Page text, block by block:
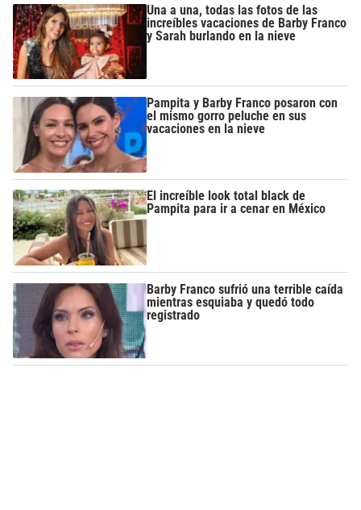
Una a una, todas las fotos de las
increíbles vacaciones de Barby Franco
y Sarah burlando en la nieve
Pampita y Barby Franco posaron con
el mismo gorro peluche en sus
vacaciones en la nieve
El increíble look total black de
Pampita para ir a cenar en México
Barby Franco sufrió una terrible caída
mientras esquiaba y quedó todo
registrado